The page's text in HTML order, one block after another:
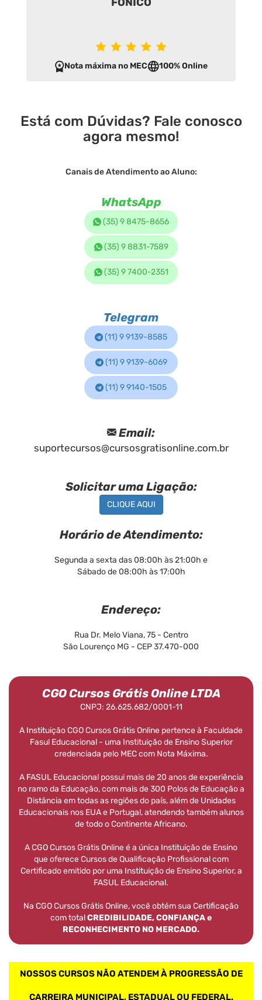
Nota máxima no MEC 100% Online
Está com Dúvidas? Fale conosco
agora mesmo!
Canais de Atendimento ao Aluno:
WhatsApp
(35) 9 8475-8656
(35) 9 8831-7589
(35) 9 7400-2351
Telegram
(11) 9 9139-8585
(11) 9 9139-6069
(11) 9 9140-1505
Email:
suportecursos@cursosgratisonline.com.br
Solicitar uma Ligação:
CLIQUE AQUI
Horário de Atendimento:
Segunda a sexta das 08:00h às 21:00h e
Sábado de 08:00h às 17:00h
Endereço:
Rua Dr. Melo Viana, 75 - Centro
São Lourenço MG - CEP 37.470-000
CGO Cursos Grátis Online LTDA
CNPJ: 26.625.682/0001-11
A Instituição CGO Cursos Grátis Online pertence à Faculdade
Fasul Educacional - uma Instituição de Ensino Superior
credenciada pelo MEC com Nota Máxima.
A FASUL Educacional possui mais de 20 anos de experiência
no ramo da Educação, com mais de 300 Polos de Educação a
Distância em todas as regiões do país, além de Unidades
Educacionais nos EUA e Portugal, atendendo também alunos
de todo o Continente Africano.
A CGO Cursos Grátis Online é a única Instituição de Ensino
que oferece Cursos de Qualificação Profissional com
Certificado emitido por uma Instituição de Ensino Superior, a
FASUL Educacional.
Na CGO Cursos Grátis Online, você obtém sua Certificação
com totalCREDIBILIDADE, CONFIANÇA e
RECONHECIMENTO NO MERCADO.
NOSSOS CURSOS NÃO ATENDEM À PROGRESSÃO DE
CARREIRA MUNICIPAL, ESTADUAL OU FEDERAL.